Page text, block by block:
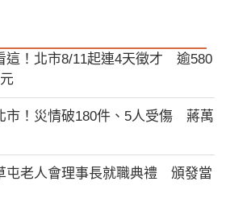
這！北市8/11起連4天徵才 逾580
市！災情破180件、5人受傷 蔣萬
屯老人會理事長就職典禮 頒發當